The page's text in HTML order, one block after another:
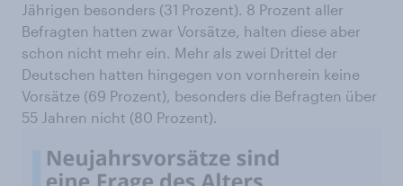
Jährigen besonders (31 Prozent). 8 Prozent aller
Befragten hatten zwar Vorsätze, halten diese aber
schon nicht mehr ein. Mehr als zwei Drittel der
Deutschen hatten hingegen von vornherein keine
Vorsätze (69 Prozent), besonders die Befragten über
55 Jahren nicht (80 Prozent).